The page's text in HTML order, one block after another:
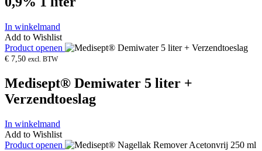
In winkelmand
Add to Wishlist
Product openen
€ 7,50 excl. BTW
Medisept® Demiwater 5 liter +
Verzendtoeslag
In winkelmand
Add to Wishlist
Product openen